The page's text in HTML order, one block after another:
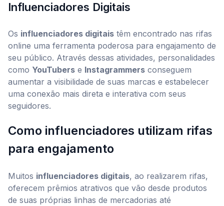
Influenciadores Digitais
Os influenciadores digitais têm encontrado nas rifas
online uma ferramenta poderosa para engajamento de
seu público. Através dessas atividades, personalidades
como YouTubers e Instagrammers conseguem
aumentar a visibilidade de suas marcas e estabelecer
uma conexão mais direta e interativa com seus
seguidores.
Como influenciadores utilizam rifas
para engajamento
Muitos influenciadores digitais, ao realizarem rifas,
oferecem prêmios atrativos que vão desde produtos
de suas próprias linhas de mercadorias até